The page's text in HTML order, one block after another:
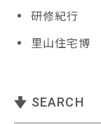
研修紀行
里山住宅博
SEARCH